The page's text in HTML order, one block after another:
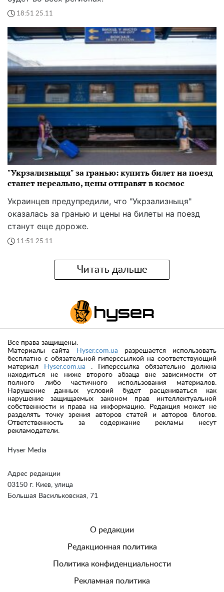
18:51 25.11
"Укрзализныця" за гранью: купить билет на поезд
станет нереально, цены отправят в космос
Украинцев предупредили, что "Укрзализныця"
оказалась за гранью и цены на билеты на поезд
станут еще дороже.
11:51 25.11
Читать дальше
Hyser Media
Адрес редакции
03150 г. Киев, улица
Большая Васильковская, 71
Все права защищены.
Материалы сайта
Hyser.com.ua разрешается использовать
бесплатно с обязательной гиперссылкой на соответствующий
материал
Hyser.com.ua . Гиперссылка обязательно должна
находиться не ниже второго абзаца вне зависимости от
полного либо частичного использования материалов.
Нарушение данных условий будет расцениваться как
нарушение защищаемых законом прав интеллектуальной
собственности и права на информацию. Редакция может не
разделять точку зрения авторов статей и авторов блогов.
Ответственность за содержание рекламы несут
рекламодатели.
О редакции
Редакционная политика
Политика конфиденциальности
Рекламная политика